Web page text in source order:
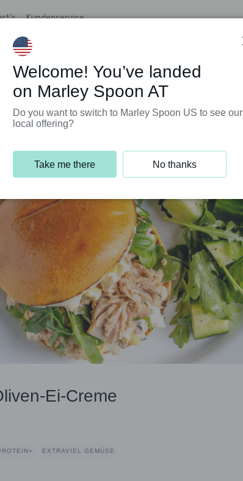
Kundenservice
Ei-Creme
EXTRAVIEL GEMÜSE
Welcome! You’ve landed
on Marley Spoon AT
Do you want to switch to Marley Spoon US to see our
local offering?
Take me there No thanks